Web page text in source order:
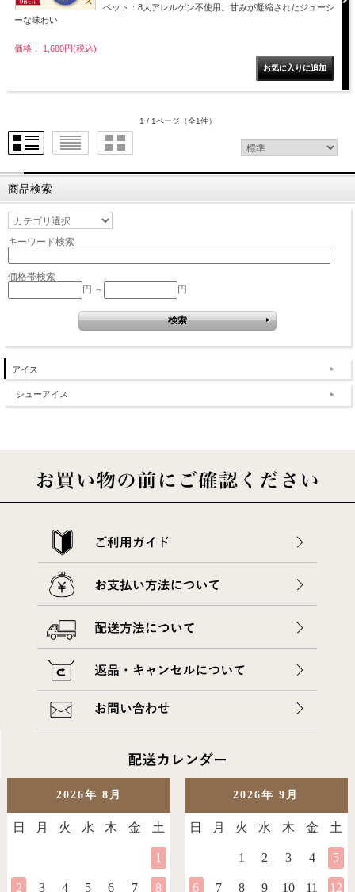
ベット：8大アレルゲン不使用。甘みが凝縮されたジューシ
ーな味わい
価格： 1,680円(税込)
1 / 1ページ （全1件）
商品検索
キーワード検索
価格帯検索
円 ～
円
アイス
シューアイス